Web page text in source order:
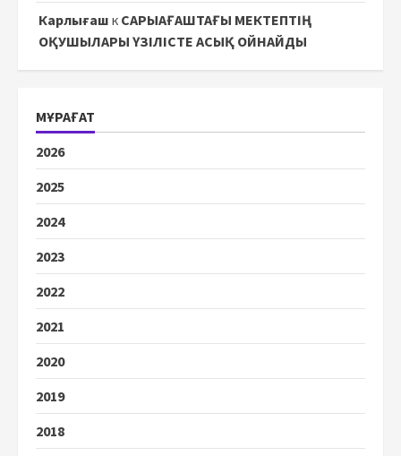
Карлығаш к САРЫАҒАШТАҒЫ МЕКТЕПТІҢ
ОҚУШЫЛАРЫ ҮЗІЛІСТЕ АСЫҚ ОЙНАЙДЫ
МҰРАҒАТ
2026
2025
2024
2023
2022
2021
2020
2019
2018